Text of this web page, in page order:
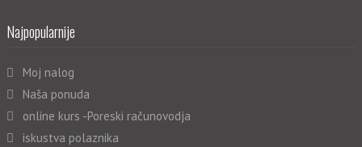
Najpopularnije
Moj nalog
Naša ponuda
online kurs -Poreski računovodja
iskustva polaznika